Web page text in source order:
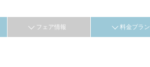
フェア情報 料金プラン